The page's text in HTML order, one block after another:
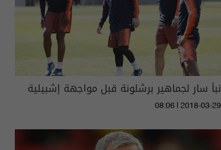
نبأ سار لجماهير برشلونة قبل مواجهة إشبيلية
08:06 | 2018-03-29